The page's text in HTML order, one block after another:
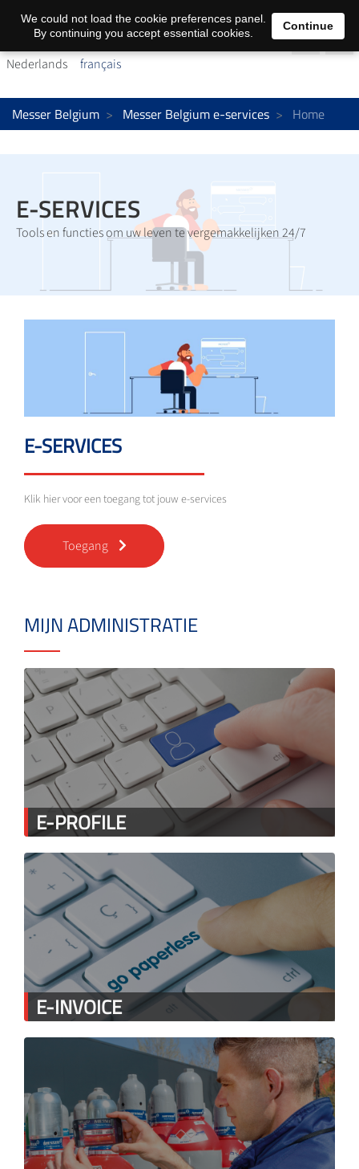
Nederlands français
Messer Belgium Messer Belgium e-services Home
E-SERVICES
Tools en functies om uw leven te vergemakkelijken 24/7
E-SERVICES
Klik hier voor een toegang tot jouw e-services
Toegang
MIJN ADMINISTRATIE
E-PROFILE
E-INVOICE
We could not load the cookie preferences panel.
By continuing you accept essential cookies.
Continue